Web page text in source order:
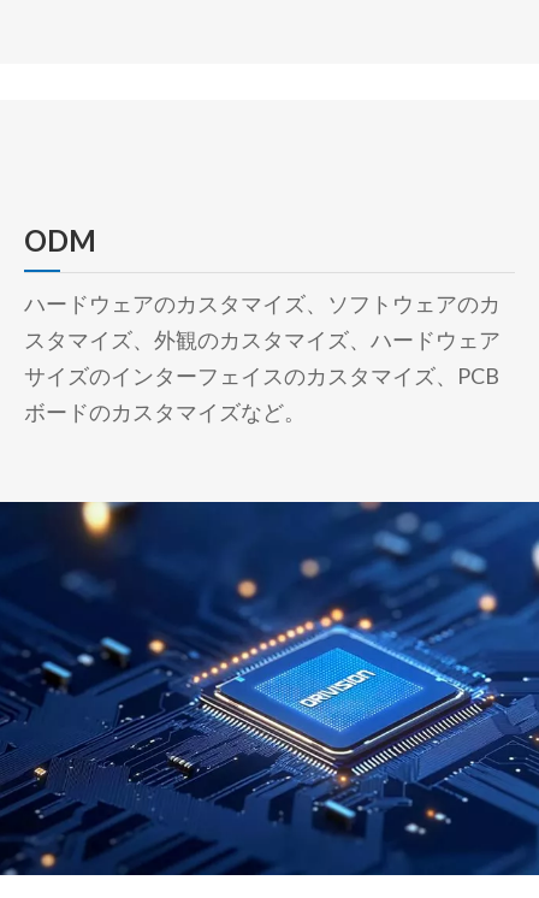
ODM
ハードウェアのカスタマイズ、ソフトウェアのカ
スタマイズ、外観のカスタマイズ、ハードウェア
サイズのインターフェイスのカスタマイズ、PCB
ボードのカスタマイズなど。